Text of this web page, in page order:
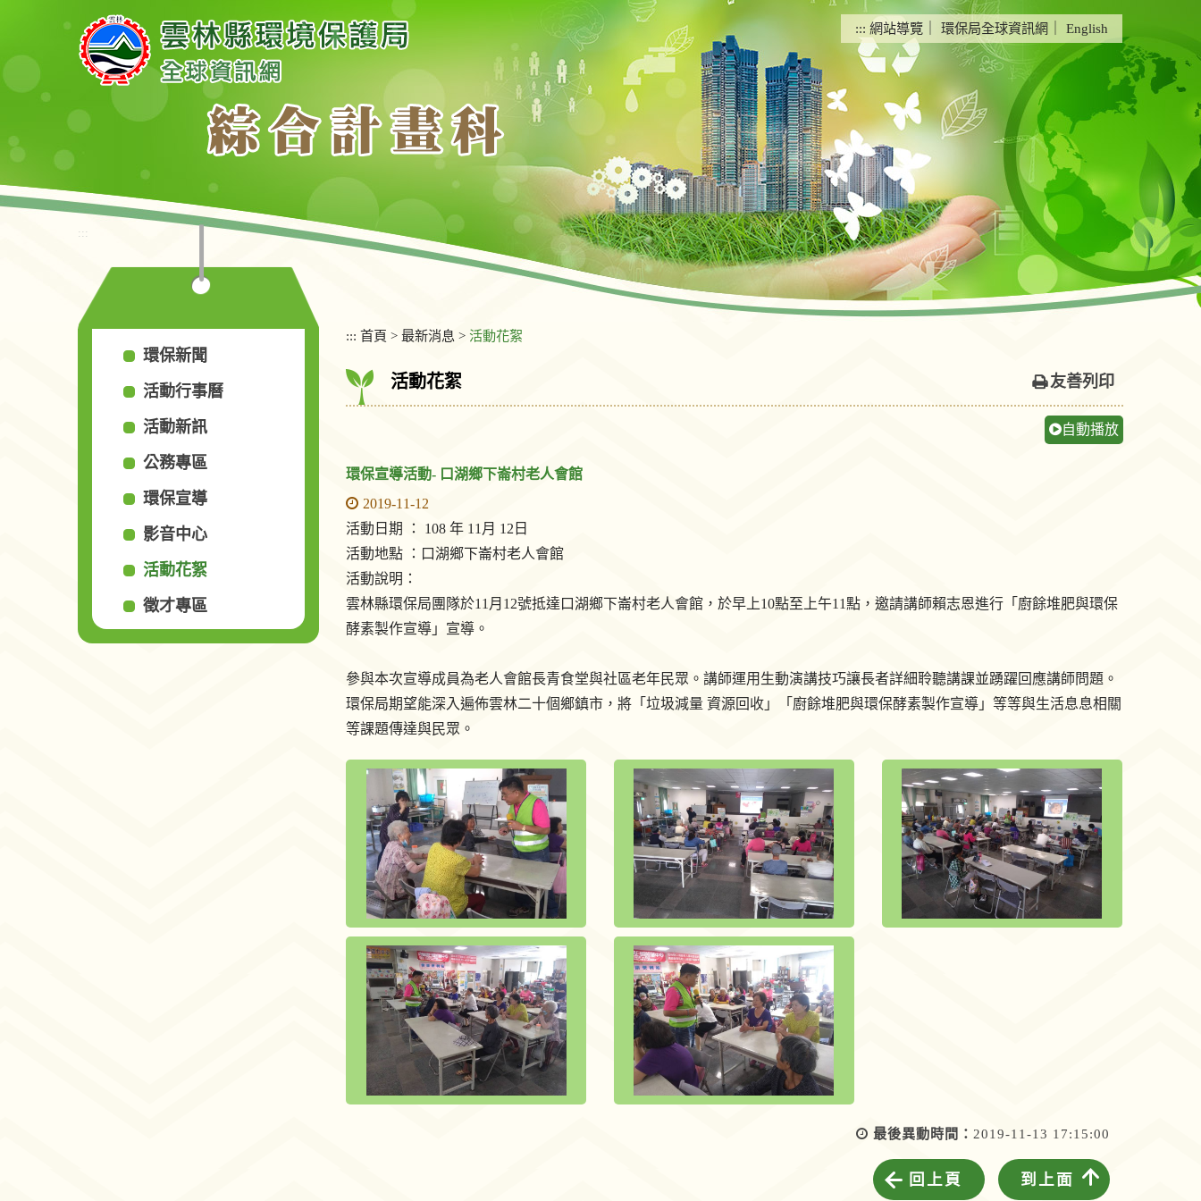
要
內
塊
::: 網站導覽 環保局全球資訊網 English
:::
環保新聞
活動行事曆
活動新訊
公務專區
環保宣導
影音中心
活動花絮
徵才專區
::: 首頁 > 最新消息 > 活動花絮
活動花絮 友善列印
自動播放
環保宣導活動- 口湖鄉下崙村老人會館
2019-11-12
活動日期 ： 108 年 11月 12日
活動地點 ：口湖鄉下崙村老人會館
活動說明：
雲林縣環保局團隊於11月12號抵達口湖鄉下崙村老人會館，於早上10點至上午11點，邀請講師賴志恩進行「廚餘堆肥與環保
酵素製作宣導」宣導。
參與本次宣導成員為老人會館長青食堂與社區老年民眾。講師運用生動演講技巧讓長者詳細聆聽講課並踴躍回應講師問題。
環保局期望能深入遍佈雲林二十個鄉鎮市，將「垃圾減量 資源回收」「廚餘堆肥與環保酵素製作宣導」等等與生活息息相關
等課題傳達與民眾。
最後異動時間： 2019-11-13 17:15:00
回上頁 到上面